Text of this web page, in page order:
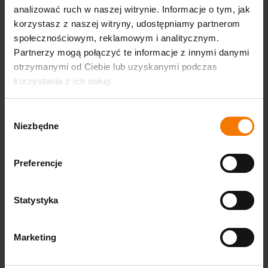
analizować ruch w naszej witrynie. Informacje o tym, jak
korzystasz z naszej witryny, udostępniamy partnerom
społecznościowym, reklamowym i analitycznym.
Partnerzy mogą połączyć te informacje z innymi danymi
otrzymanymi od Ciebie lub uzyskanymi podczas
korzystania z ich usług.
zgody
Niezbędne
Preferencje
Statystyka
Marketing
Zastosowanie
piknikach rodzinnych i eventach firmowych z wydzieloną
wydłuża czas zabawy, więc atrakcja nie opiera się